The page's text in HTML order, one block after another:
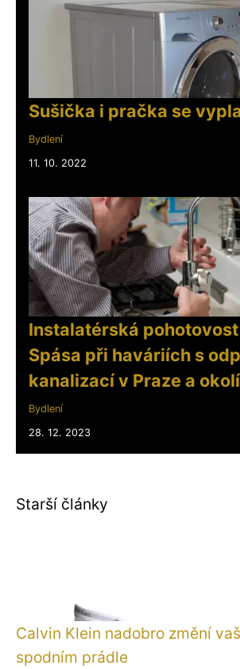
Sušička i pračka se
Bydlení
11. 10. 2022
Instalatérská
Spása při haváriích s
kanalizací v Praze a okolí
Bydlení
28. 12. 2023
Starší články
Calvin Klein nadobro změní
spodním prádle